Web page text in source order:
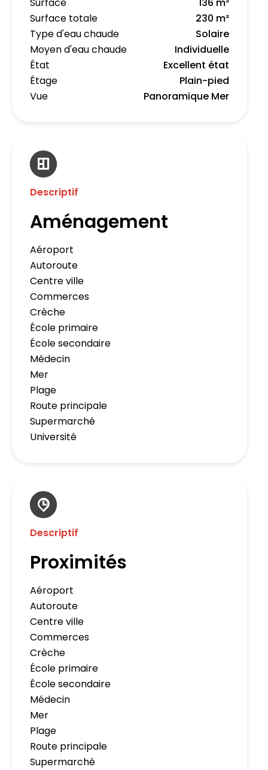
Surface
136 m²
Surface totale
230 m²
Type d'eau chaude
Solaire
Moyen d'eau chaude
Individuelle
État
Excellent état
Étage
Plain-pied
Vue
Panoramique Mer
Descriptif
Aménagement
Aéroport
Autoroute
Centre ville
Commerces
Crèche
École primaire
École secondaire
Médecin
Mer
Plage
Route principale
Supermarché
Université
Descriptif
Proximités
Aéroport
Autoroute
Centre ville
Commerces
Crèche
École primaire
École secondaire
Médecin
Mer
Plage
Route principale
Supermarché